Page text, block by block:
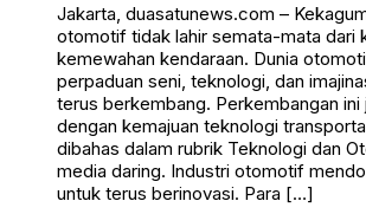
Jakarta, duasatunews.com –
otomotif tidak lahir semata-mata dari
kemewahan kendaraan. Dunia
perpaduan seni, teknologi, dan
terus berkembang. Perkembangan ini
dengan kemajuan teknologi
dibahas dalam rubrik Teknologi dan
media daring. Industri otomotif
untuk terus berinovasi. Para […]